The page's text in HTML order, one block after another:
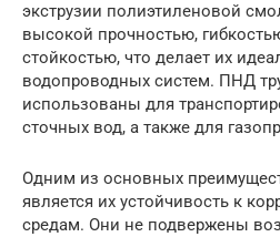
экструзии полиэтиленовой
высокой прочностью,
стойкостью, что делает их
водопроводных систем. ПНД
использованы для
сточных вод, а также для
Одним из основных
является их устойчивость к
средам. Они не подвержены